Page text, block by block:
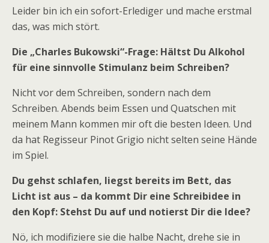
Leider bin ich ein sofort-Erlediger und mache erstmal
das, was mich stört.
Die „Charles Bukowski“-Frage: Hältst Du Alkohol
für eine sinnvolle Stimulanz beim Schreiben?
Nicht vor dem Schreiben, sondern nach dem
Schreiben. Abends beim Essen und Quatschen mit
meinem Mann kommen mir oft die besten Ideen. Und
da hat Regisseur Pinot Grigio nicht selten seine Hände
im Spiel.
Du gehst schlafen, liegst bereits im Bett, das
Licht ist aus – da kommt Dir eine Schreibidee in
den Kopf: Stehst Du auf und notierst Dir die Idee?
Nö, ich modifiziere sie die halbe Nacht, drehe sie in